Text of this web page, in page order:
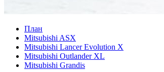
План
Mitsubishi ASX
Mitsubishi Lancer Evolution X
Mitsubishi Outlander XL
Mitsubishi Grandis